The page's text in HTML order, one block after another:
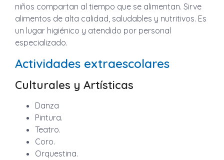
niños compartan al tiempo que se alimentan. Sirve
alimentos de alta calidad, saludables y nutritivos. Es
un lugar higiénico y atendido por personal
especializado.
Actividades extraescolares
Culturales y Artísticas
Danza
Pintura.
Teatro.
Coro.
Orquestina.